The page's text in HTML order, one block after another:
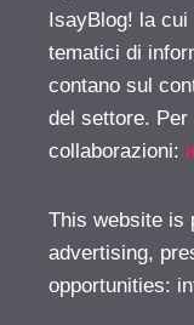
IsayBlog! la
tematici di
contano sul
del settore.
collaborazioni:
This website is
advertising,
opportunities: